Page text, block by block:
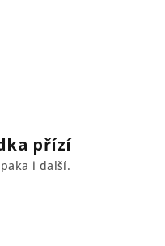
přízí
i další.